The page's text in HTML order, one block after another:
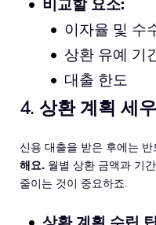
비교할 요소:
이자율 및 수
상환 유예 기
대출 한도
4. 상환 계획 세
신용 대출을 받은 후에는 반
해요. 월별 상환 금액과 기
줄이는 것이 중요하죠.